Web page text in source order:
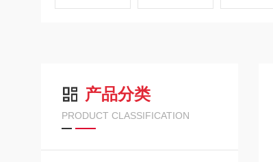
产品分类
PRODUCT CLASSIFICATION